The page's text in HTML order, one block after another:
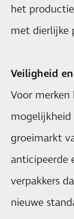
het
met dierlijke
Veiligheid
Voor
groeimarkt
anticipeerde
verpakkers
nieuwe